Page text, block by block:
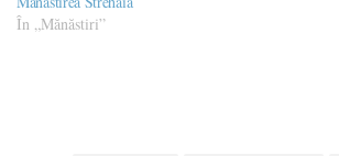
În „Mănăstiri”